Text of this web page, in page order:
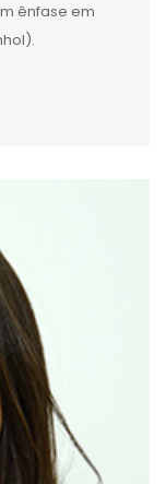
ênfase em